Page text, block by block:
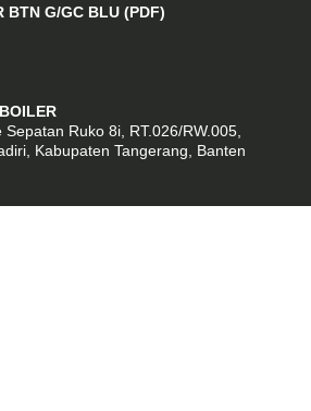
BTN G/GC BLU (PDF)
Ruko 8i, RT.026/RW.005,
Kabupaten Tangerang, Banten